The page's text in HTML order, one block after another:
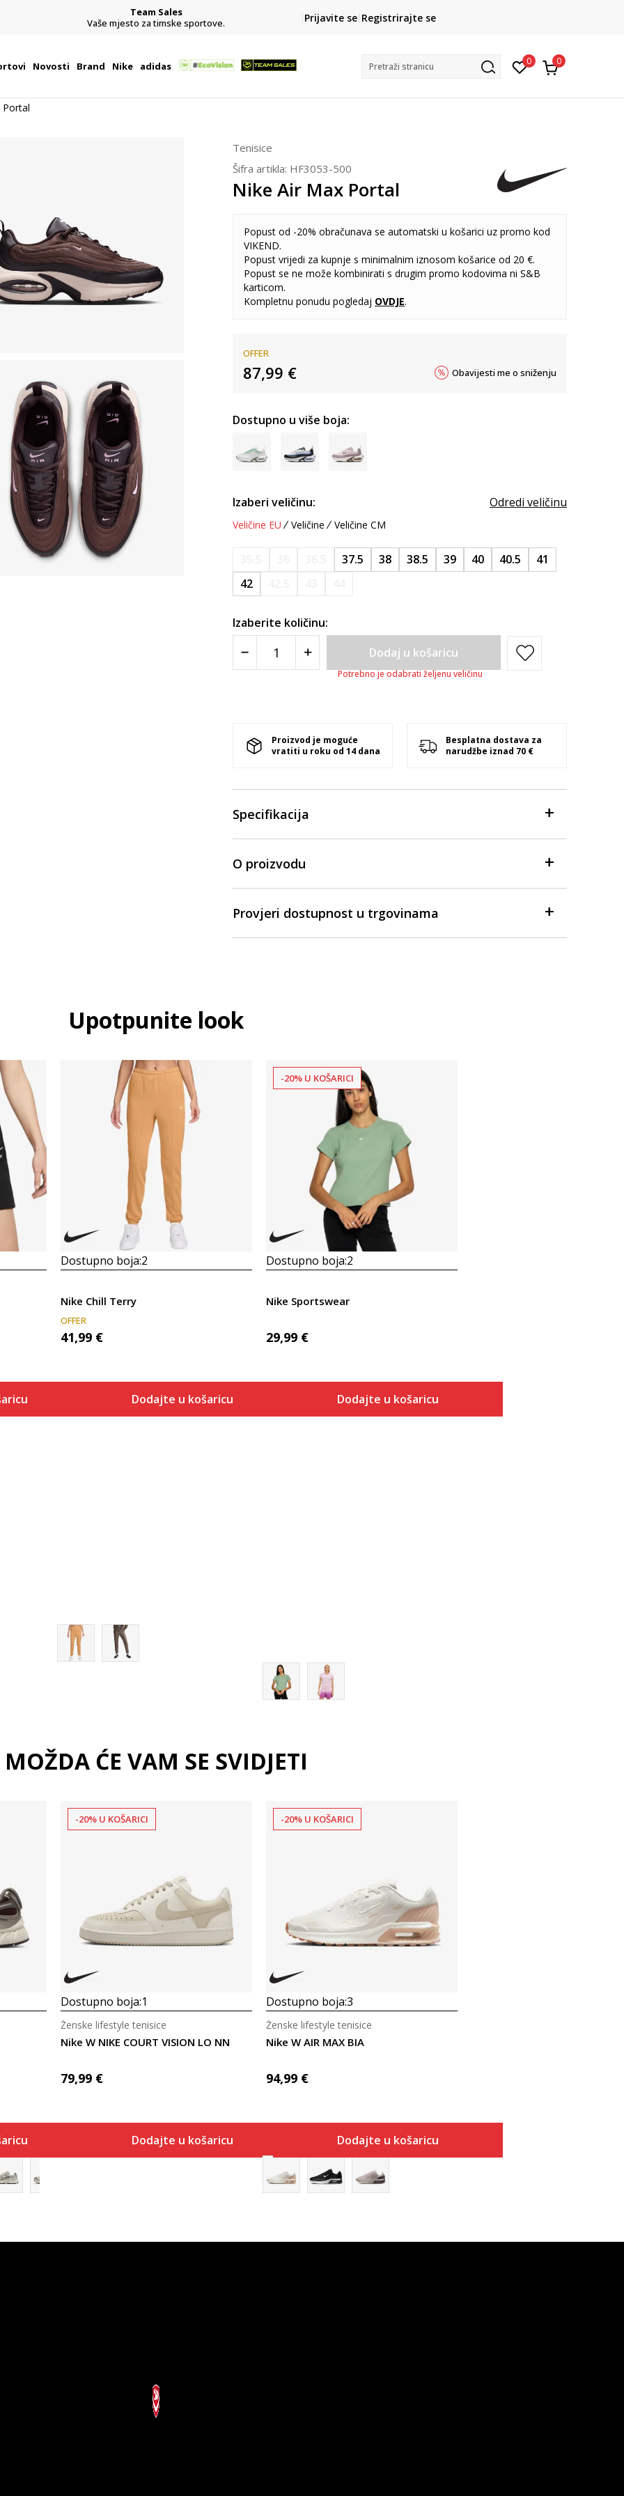
Team Sales
Vaše mjesto za timske sportove.
CLICK& COLLECT
besplatno preuzimanje u trgovini
Prijavite se Registrirajte se
Novosti Brand Nike adidas Pretraži stranicu 0 0
Portal
Tenisice
Šifra artikla: HF3053-500
Nike Air Max Portal
Popust od -20% obračunava se automatski u košarici uz promo kod
VIKEND.
Popust vrijedi za kupnje s minimalnim iznosom košarice od 20 €.
Popust se ne može kombinirati s drugim promo kodovima ni S&B
karticom.
Kompletnu ponudu pogledaj OVDJE.
OFFER
87,99 € Obavijesti me o sniženju
Dostupno u više boja:
Izaberi veličinu: Odredi veličinu
Veličine EU Veličine Veličine CM
37.5 38 38.5 39 40 40.5
41
42
Izaberite količinu:
Dodaj u košaricu
Potrebno je odabrati željenu veličinu
Proizvod je moguće
vratiti u roku od 14 dana
Besplatna dostava za
narudžbe iznad 70 €
Specifikacija
O proizvodu
Provjeri dostupnost u trgovinama
Upotpunite look
Dostupno boja:2
Nike Chill Terry
OFFER
41,99 €
Dodajte u košaricu
-20% U KOŠARICI
Dostupno boja:2
Nike Sportswear
29,99 €
Dodajte u košaricu
MOŽDA ĆE VAM SE SVIDJETI
-20% U KOŠARICI
Dostupno boja:1
Nike W NIKE COURT VISION LO NN
Ženske lifestyle tenisice
79,99 €
Dodajte u košaricu
-20% U KOŠARICI
Dostupno boja:3
Nike W AIR MAX BIA
Ženske lifestyle tenisice
94,99 €
Dodajte u košaricu